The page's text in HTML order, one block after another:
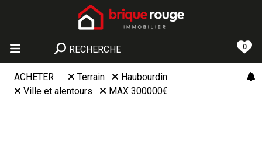
RECHERCHE 0
ACHETER Terrain
Haubourdin
Ville et alentours
MAX 300000€